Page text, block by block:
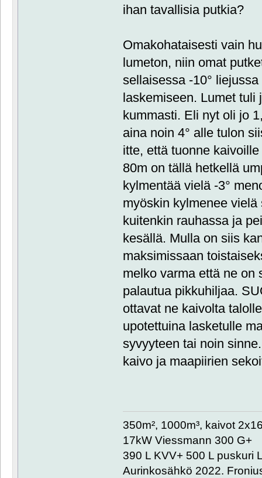
ihan tavallisia putkia?
Omakohataisesti vain
lumeton, niin omat
sellaisessa -10°
laskemiseen. Lumet tuli
kummasti. Eli nyt oli jo
aina noin 4° alle tulon
itte, että tuonne
80m on tällä hetkellä
kylmentää vielä -3°
myöskin kylmenee
kuitenkin rauhassa ja
kesällä. Mulla on siis
maksimissaan
melko varma että ne on
palautua pikkuhiljaa.
ottavat ne kaivolta
upotettuina lasketulle
syvyyteen tai noin
kaivo ja maapiirien
350m², 1000m³, kaivot
17kW Viessmann 300 G+
390 L KVV+ 500 L puskuri
Aurinkosähkö 2022.